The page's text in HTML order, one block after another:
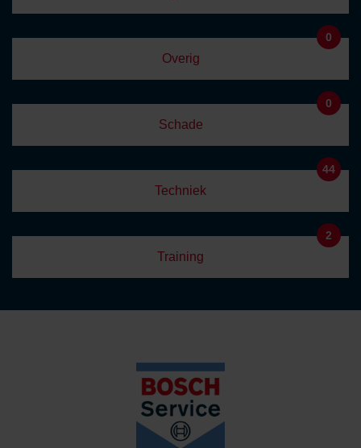
Overig
0
Schade
0
Techniek
44
Training
2